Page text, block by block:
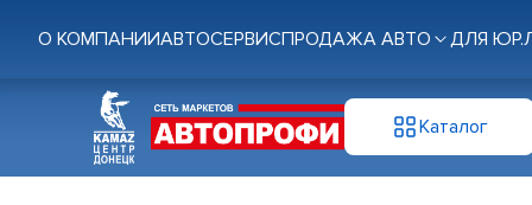
О КОМПАНИИАВТОСЕРВИСПРОДАЖА АВТО ДЛЯ
Каталог